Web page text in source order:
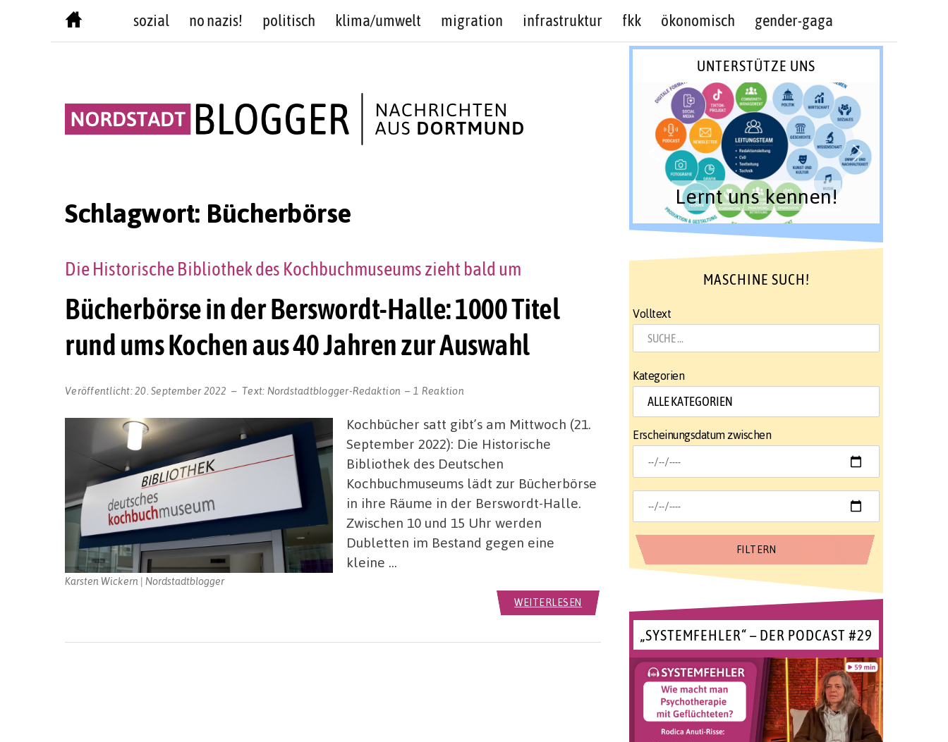
sozial no nazis! politisch klima/umwelt migration infrastruktur fkk ökonomisch gender-gaga
Schlagwort: Bücherbörse
Bücherbörse in der Berswordt-Halle: 1000 Titel
rund ums Kochen aus 40 Jahren zur Auswahl
Die Historische Bibliothek des Kochbuchmuseums zieht bald um
Veröffentlicht:20. September 2022 Text: Nordstadtblogger-Redaktion 1 Reaktion
Karsten Wickern | Nordstadtblogger
Kochbücher satt gibt’s am Mittwoch (21.
September 2022): Die Historische
Bibliothek des Deutschen
Kochbuchmuseums lädt zur Bücherbörse
in ihre Räume in der Berswordt-Halle.
Zwischen 10 und 15 Uhr werden
Dubletten im Bestand gegen eine
kleine …
WEITERLESEN
UNTERSTÜTZE UNS
Lernt uns kennen!
MASCHINE SUCH!
Volltext
Kategorien
Erscheinungsdatum zwischen
„SYSTEMFEHLER“ – DER PODCAST #29